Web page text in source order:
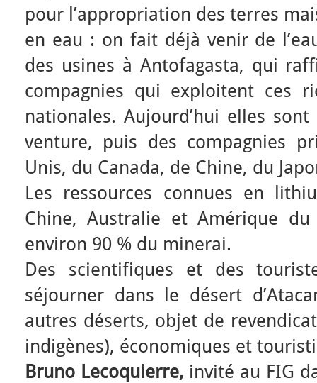
pour l’appropriation des terres
en eau : on fait déjà venir de
des usines à Antofagasta, qui
compagnies qui exploitent ces
nationales. Aujourd’hui elles
venture, puis des compagnies
Unis, du Canada, de Chine, du
Les ressources connues en
Chine, Australie et Amérique
environ 90 % du minerai.
Des scientifiques et des
séjourner dans le désert
autres déserts, objet de
indigènes), économiques et
Bruno Lecoquierre, invité au FIG